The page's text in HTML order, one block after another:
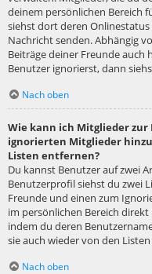
deinem persönlichen Bereich
siehst dort deren
Nachricht senden. Abhängig
Beiträge deiner Freunde auch
Benutzer ignorierst, dann
Nach oben
Wie kann ich Mitglieder zur
ignorierten Mitglieder
Listen entfernen?
Du kannst Benutzer auf zwei
Benutzerprofil siehst du zwei
Freunde und einen zum
im persönlichen Bereich
indem du deren
sie auch wieder von den
Nach oben